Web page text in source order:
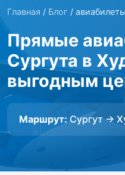
Главная / Блог /
Прямые
Сургута в
выгодным
Маршрут:Сургут →